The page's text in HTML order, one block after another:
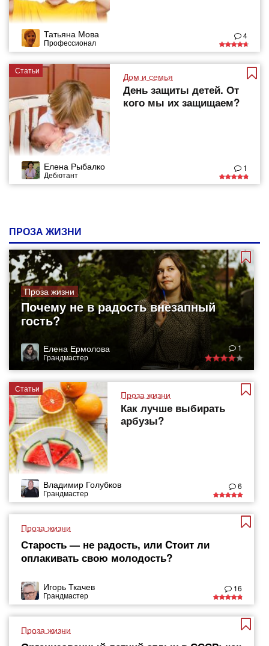
Татьяна Мова
Профессионал
4
Статьи
Дом и семья
День защиты детей. От
кого мы их защищаем?
Елена Рыбалко
Дебютант
1
ПРОЗА ЖИЗНИ
Проза жизни
Почему не в радость внезапный
гость?
Елена Ермолова
Грандмастер
1
Статьи
Проза жизни
Как лучше выбирать
арбузы?
Владимир Голубков
Грандмастер
6
Проза жизни
Старость — не радость, или Cтоит ли
оплакивать свою молодость?
Игорь Ткачев
Грандмастер
16
Проза жизни